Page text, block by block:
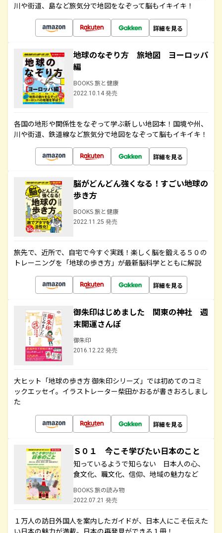
川や街道、島など旅気分で地図をなぞって脳もイキイキ！
詳細を見る
地球のなぞり方 旅地図 ヨーロッパ
編
BOOKS 旅と健康
2022.10.14 発売
各国の地形や関係性をなぞって学ぶ新しい地図本！国境や州、
川や街道、鉄道線など旅気分で地図をなぞって脳もイキイキ！
詳細を見る
脳がどんどん強くなる！すごい地球の
歩き方
BOOKS 旅と健康
2022.11.25 発売
旅先で、近所で、自宅で今すぐ実践！楽しく脳を鍛える５０の
トレーニングを「地球の歩き方」が最新脳科学とともに解説
詳細を見る
御朱印はじめました 関東の神社 週
末開運さんぽ
御朱印
2016.12.22 発売
大ヒット「地球の歩き方 御朱印シリーズ」では初めてのコミ
ックエッセイ。イラストレーター柴田かおるが書きおろしまし
た
詳細を見る
Ｓ０１ 今こそ学びたい日本のこと
知っているようで知らない 日本人の心、
食文化、職文化、信仰、地域の魅力など
BOOKS 旅の読み物
2022.07.21 発売
１万人の訪日外国人を案内したガイドが、日本人にこそ伝えた
い日本の魅力が満載。日本の再発見ができる１冊！